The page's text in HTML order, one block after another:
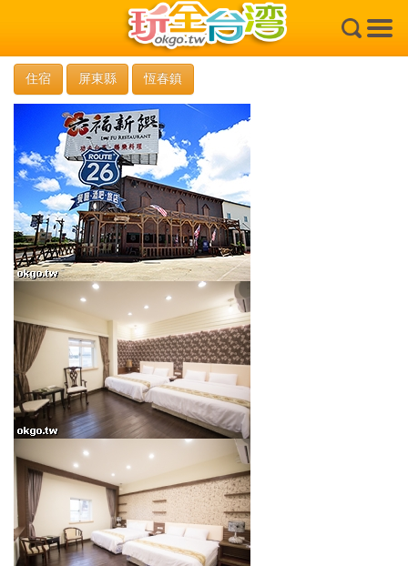
×
住宿 屏東縣 恆春鎮